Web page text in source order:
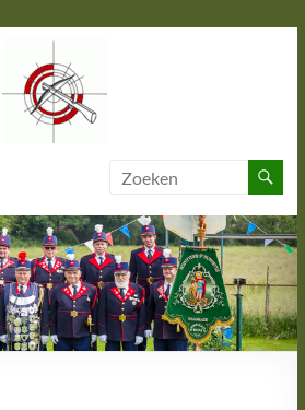
St. Hubertus
Haanrade